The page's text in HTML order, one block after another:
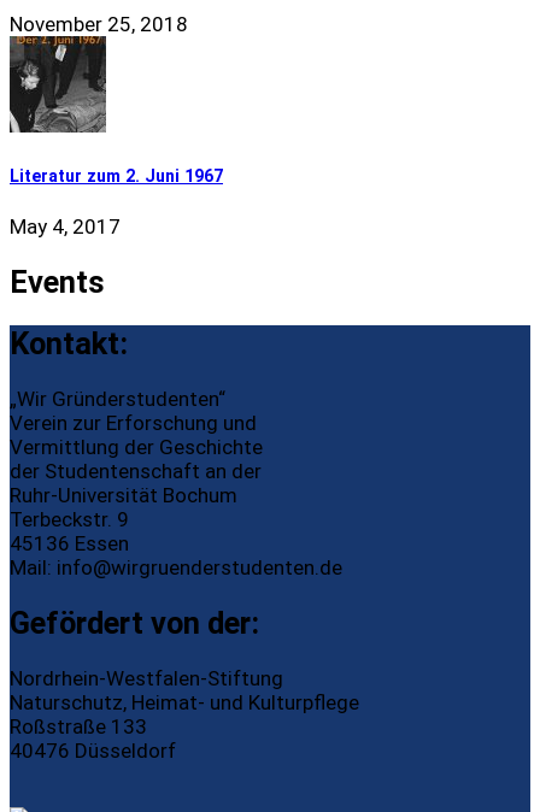
November 25, 2018
Literatur zum 2. Juni 1967
May 4, 2017
Events
Kontakt:
„Wir Gründerstudenten“
Verein zur Erforschung und
Vermittlung der Geschichte
der Studentenschaft an der
Ruhr-Universität Bochum
Terbeckstr. 9
45136 Essen
Mail: info@wirgruenderstudenten.de
Gefördert von der:
Nordrhein-Westfalen-Stiftung
Naturschutz, Heimat- und Kulturpflege
Roßstraße 133
40476 Düsseldorf